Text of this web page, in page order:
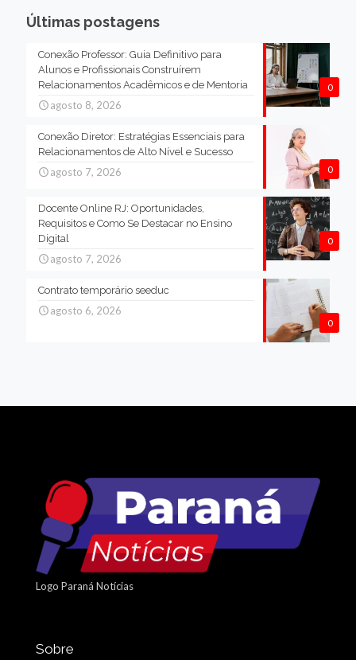
Últimas postagens
0
Conexão Professor: Guia Definitivo para
Alunos e Profissionais Construírem
Relacionamentos Acadêmicos e de Mentoria
agosto 8, 2026
0
Conexão Diretor: Estratégias Essenciais para
Relacionamentos de Alto Nível e Sucesso
agosto 7, 2026
0
Docente Online RJ: Oportunidades,
Requisitos e Como Se Destacar no Ensino
Digital
agosto 7, 2026
0
Contrato temporário seeduc
agosto 6, 2026
Logo Paraná Notícias
Sobre